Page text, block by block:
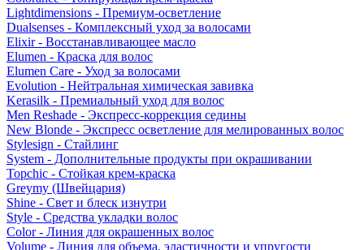
Lightdimensions - Премиум-осветление
Dualsenses - Комплексный уход за волосами
Elixir - Восстанавливающее масло
Elumen - Краска для волос
Elumen Care - Уход за волосами
Evolution - Нейтральная химическая завивка
Kerasilk - Премиальный уход для волос
Men Reshade - Экспресс-коррекция седины
New Blonde - Экспресс осветление для мелированных волос
Stylesign - Стайлинг
System - Дополнительные продукты при окрашивании
Topchic - Стойкая крем-краска
Greymy (Швейцария)
Shine - Свет и блеск изнутри
Style - Средства укладки волос
Color - Линия для окрашенных волос
Volume - Линия для объема, эластичности и упругости